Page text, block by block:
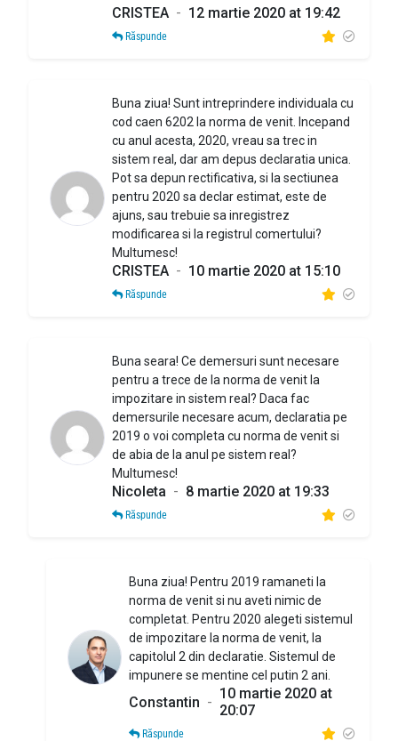
CRISTEA - 12 martie 2020 at 19:42
Răspunde
Buna ziua! Sunt intreprindere individuala cu
cod caen 6202 la norma de venit. Incepand
cu anul acesta, 2020, vreau sa trec in
sistem real, dar am depus declaratia unica.
Pot sa depun rectificativa, si la sectiunea
pentru 2020 sa declar estimat, este de
ajuns, sau trebuie sa inregistrez
modificarea si la registrul comertului?
Multumesc!
CRISTEA - 10 martie 2020 at 15:10
Răspunde
Buna seara! Ce demersuri sunt necesare
pentru a trece de la norma de venit la
impozitare in sistem real? Daca fac
demersurile necesare acum, declaratia pe
2019 o voi completa cu norma de venit si
de abia de la anul pe sistem real?
Multumesc!
Nicoleta - 8 martie 2020 at 19:33
Răspunde
Buna ziua! Pentru 2019 ramaneti la
norma de venit si nu aveti nimic de
completat. Pentru 2020 alegeti sistemul
de impozitare la norma de venit, la
capitolul 2 din declaratie. Sistemul de
impunere se mentine cel putin 2 ani.
Constantin - 10 martie 2020 at
20:07
Răspunde